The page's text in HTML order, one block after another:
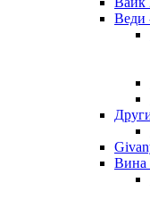
Веди
Вина